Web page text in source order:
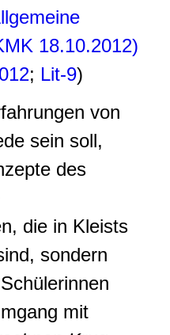
18.10.2012)
; Lit-9)
von
sein soll,
des
die in Kleists
sondern
mit